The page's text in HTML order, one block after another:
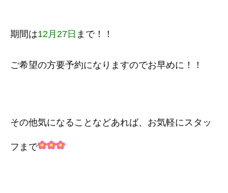
期間は12月27日 まで！！
ご希望の方要予約になりますのでお早めに！！
その他気になることなどあれば、お気軽にスタッ
フまで